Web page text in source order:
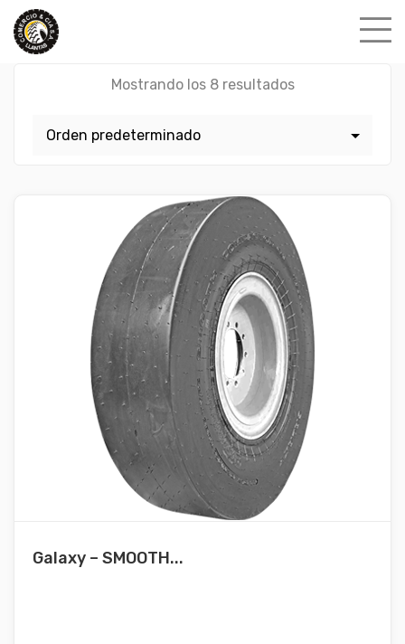
Skip
content
Mostrando los 8 resultados
Galaxy – SMOOTH...